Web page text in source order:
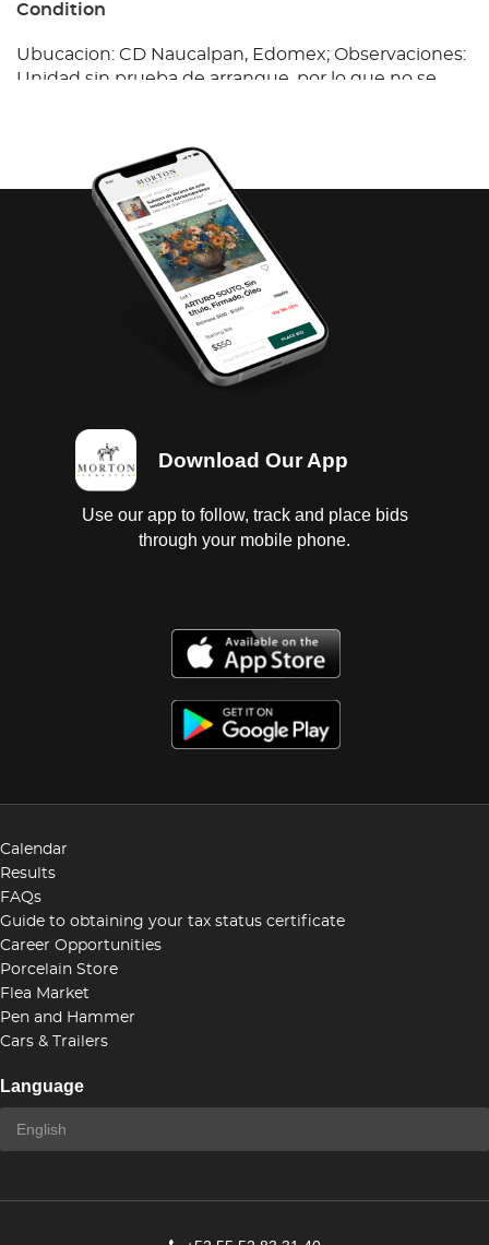
Condition
Ubucacion: CD Naucalpan, Edomex; Observaciones:
Unidad sin prueba de arranque, por lo que no se
transmisión automatica sin probar, asiento con
vestiduras desgastada; instrumentos sin probar ;
suspensión sin probar ; chasis regular con golpes de
uso; carrocería con golpes en costados,sin tanque
de gas,con 4 llantas lisas .
Download Our App
Use our app to follow, track and place bids
through your mobile phone.
Calendar
Results
FAQs
Guide to obtaining your tax status certificate
Career Opportunities
Porcelain Store
Flea Market
Pen and Hammer
Cars & Trailers
Language